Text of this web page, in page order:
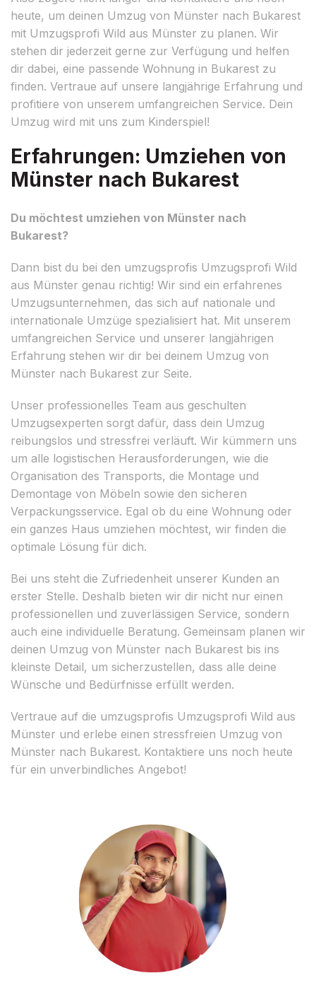
heute, um deinen Umzug von Münster nach Bukarest
mit Umzugsprofi Wild aus Münster zu planen. Wir
stehen dir jederzeit gerne zur Verfügung und helfen
dir dabei, eine passende Wohnung in Bukarest zu
finden. Vertraue auf unsere langjährige Erfahrung und
profitiere von unserem umfangreichen Service. Dein
Umzug wird mit uns zum Kinderspiel!
Erfahrungen: Umziehen von
Münster nach Bukarest
Du möchtest umziehen von Münster nach
Bukarest?
Dann bist du bei den umzugsprofis Umzugsprofi Wild
aus Münster genau richtig! Wir sind ein erfahrenes
Umzugsunternehmen, das sich auf nationale und
internationale Umzüge spezialisiert hat. Mit unserem
umfangreichen Service und unserer langjährigen
Erfahrung stehen wir dir bei deinem Umzug von
Münster nach Bukarest zur Seite.
Unser professionelles Team aus geschulten
Umzugsexperten sorgt dafür, dass dein Umzug
reibungslos und stressfrei verläuft. Wir kümmern uns
um alle logistischen Herausforderungen, wie die
Organisation des Transports, die Montage und
Demontage von Möbeln sowie den sicheren
Verpackungsservice. Egal ob du eine Wohnung oder
ein ganzes Haus umziehen möchtest, wir finden die
optimale Lösung für dich.
Bei uns steht die Zufriedenheit unserer Kunden an
erster Stelle. Deshalb bieten wir dir nicht nur einen
professionellen und zuverlässigen Service, sondern
auch eine individuelle Beratung. Gemeinsam planen wir
deinen Umzug von Münster nach Bukarest bis ins
kleinste Detail, um sicherzustellen, dass alle deine
Wünsche und Bedürfnisse erfüllt werden.
Vertraue auf die umzugsprofis Umzugsprofi Wild aus
Münster und erlebe einen stressfreien Umzug von
Münster nach Bukarest. Kontaktiere uns noch heute
für ein unverbindliches Angebot!